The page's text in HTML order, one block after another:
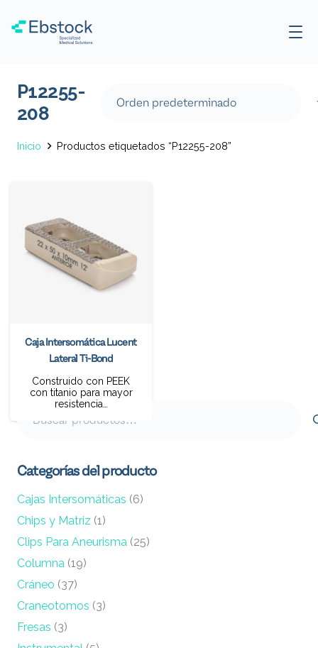
P12255-
208
Inicio Productos etiquetados “P12255-208”
Caja Intersomática Lucent
Lateral Ti-Bond
Construido con PEEK
con titanio para mayor
resistencia…
Categorías del producto
Cajas Intersomáticas (6)
Chips y Matriz (1)
Clips Para Aneurisma (25)
Columna (19)
Cráneo (37)
Craneotomos (3)
Fresas (3)